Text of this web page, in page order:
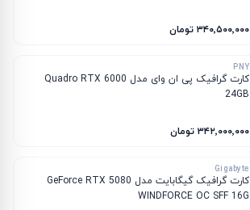
۳۴۰٬۵۰۰٬۰۰۰ تومان
PNY
کارت گرافیک پی ان وای مدل Quadro RTX 6000
24GB
۳۴۲٬۰۰۰٬۰۰۰ تومان
Gigabyte
کارت گرافیک گیگابایت مدل GeForce RTX 5080
WINDFORCE OC SFF 16G